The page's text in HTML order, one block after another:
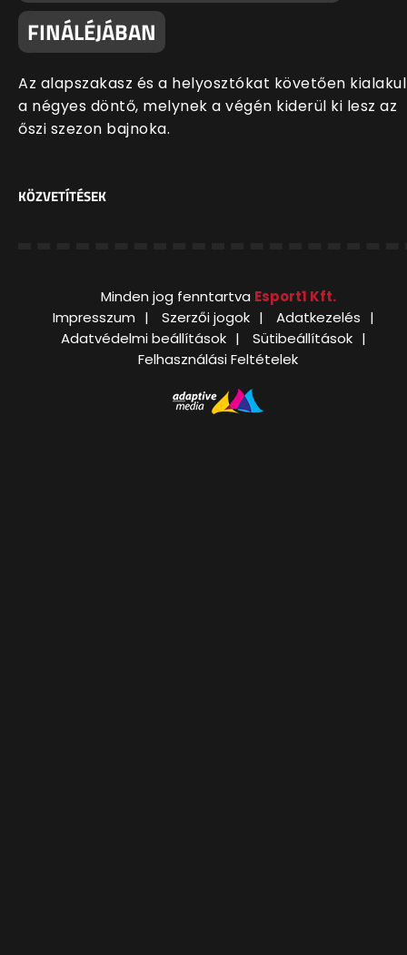
FINÁLÉJÁBAN
Az alapszakasz és a helyosztókat követően
a négyes döntő, melynek a végén kiderül ki lesz az
őszi szezon bajnoka.
KÖZVETÍTÉSEK
Minden jog fenntartva Esport1 Kft.
Impresszum
Szerzői jogok
Adatkezelés
Adatvédelmi beállítások
Sütibeállítások
Felhasználási Feltételek